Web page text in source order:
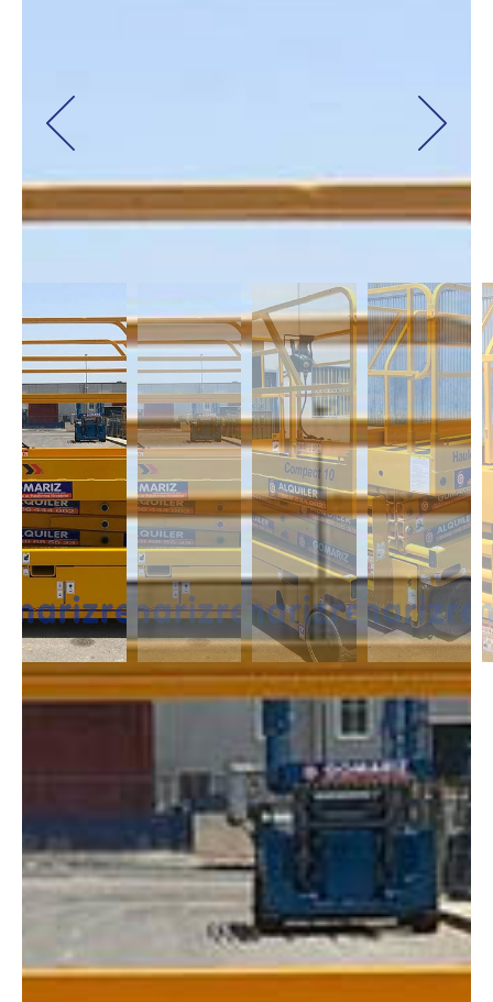
Las Tijeras Eléctricas están diseñadas para trabajar en interior, alcanzan
una altura desde los 5m a los 26,5m. Se caracterizan por llevas ruedas
anti-huellas y plataforma extensible, lo que permite ampliar la zona de
trabajo.
DIMENSIONES
Altura:
Altura plataforma: